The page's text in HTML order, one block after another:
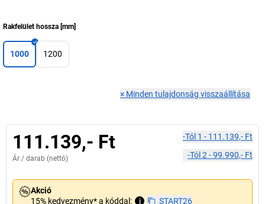
Rakfelület hossza [mm]
1000 1200
× Minden tulajdonság visszaállítása
111.139,- Ft
Ár / darab (nettó)
-tól 1 - 111.139,- Ft
-tól 2 -99.990,- Ft
Akció
15% kedvezmény* a kóddal:
i START26